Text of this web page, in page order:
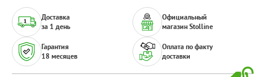
Доставка
за 1 день
Гарантия
18 месяцев
Официальный
магазин Stolline
Оплата по факту
доставки